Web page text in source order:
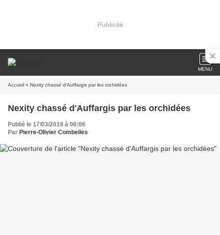
Publicité
MENU
Accueil » Nexity chassé d'Auffargis par les orchidées
Nexity chassé d'Auffargis par les orchidées
Publié le 17/03/2019 à 06:06
Par Pierre-Olivier Combelles